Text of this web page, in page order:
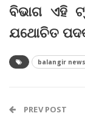
ବିଭାଗ ଏହି
ଯଥୋଚିତ
balangir news
PREV POST